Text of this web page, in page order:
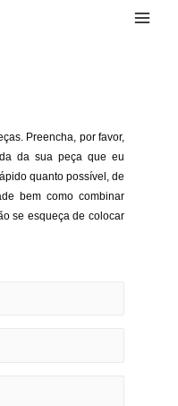
Preencha, por favor,
da sua peça que eu
quanto possível, de
bem como combinar
se esqueça de colocar